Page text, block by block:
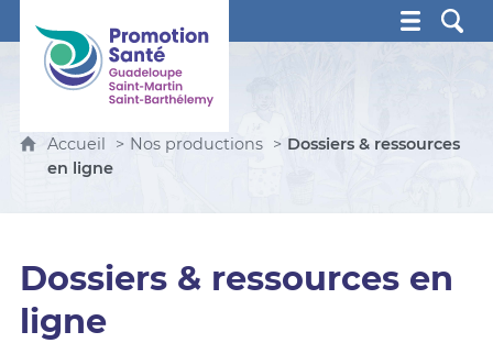
Promotion Santé Guadeloupe, Saint-Martin, Saint
Accueil Nos productions
Dossiers & ressources
en ligne
Dossiers & ressources en
ligne